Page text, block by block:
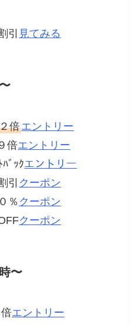
引 見てみる
倍エントリー
倍エントリー
ﾞｯｸエントリー
引 クーポン
％ クーポン
クーポン
〜
エントリー